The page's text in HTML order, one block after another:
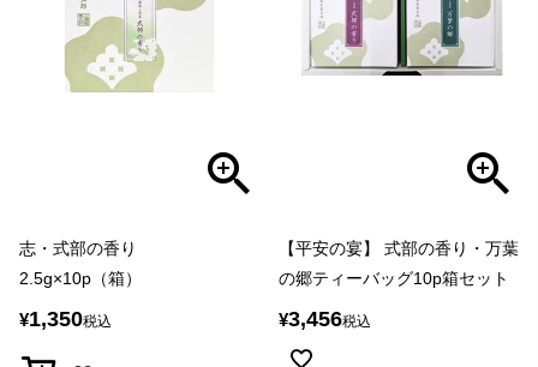
志・式部の香り
2.5g×10p（箱）
¥1,350税込
【平安の宴】 式部の香り・万葉
の郷ティーバッグ10p箱セット
¥3,456税込